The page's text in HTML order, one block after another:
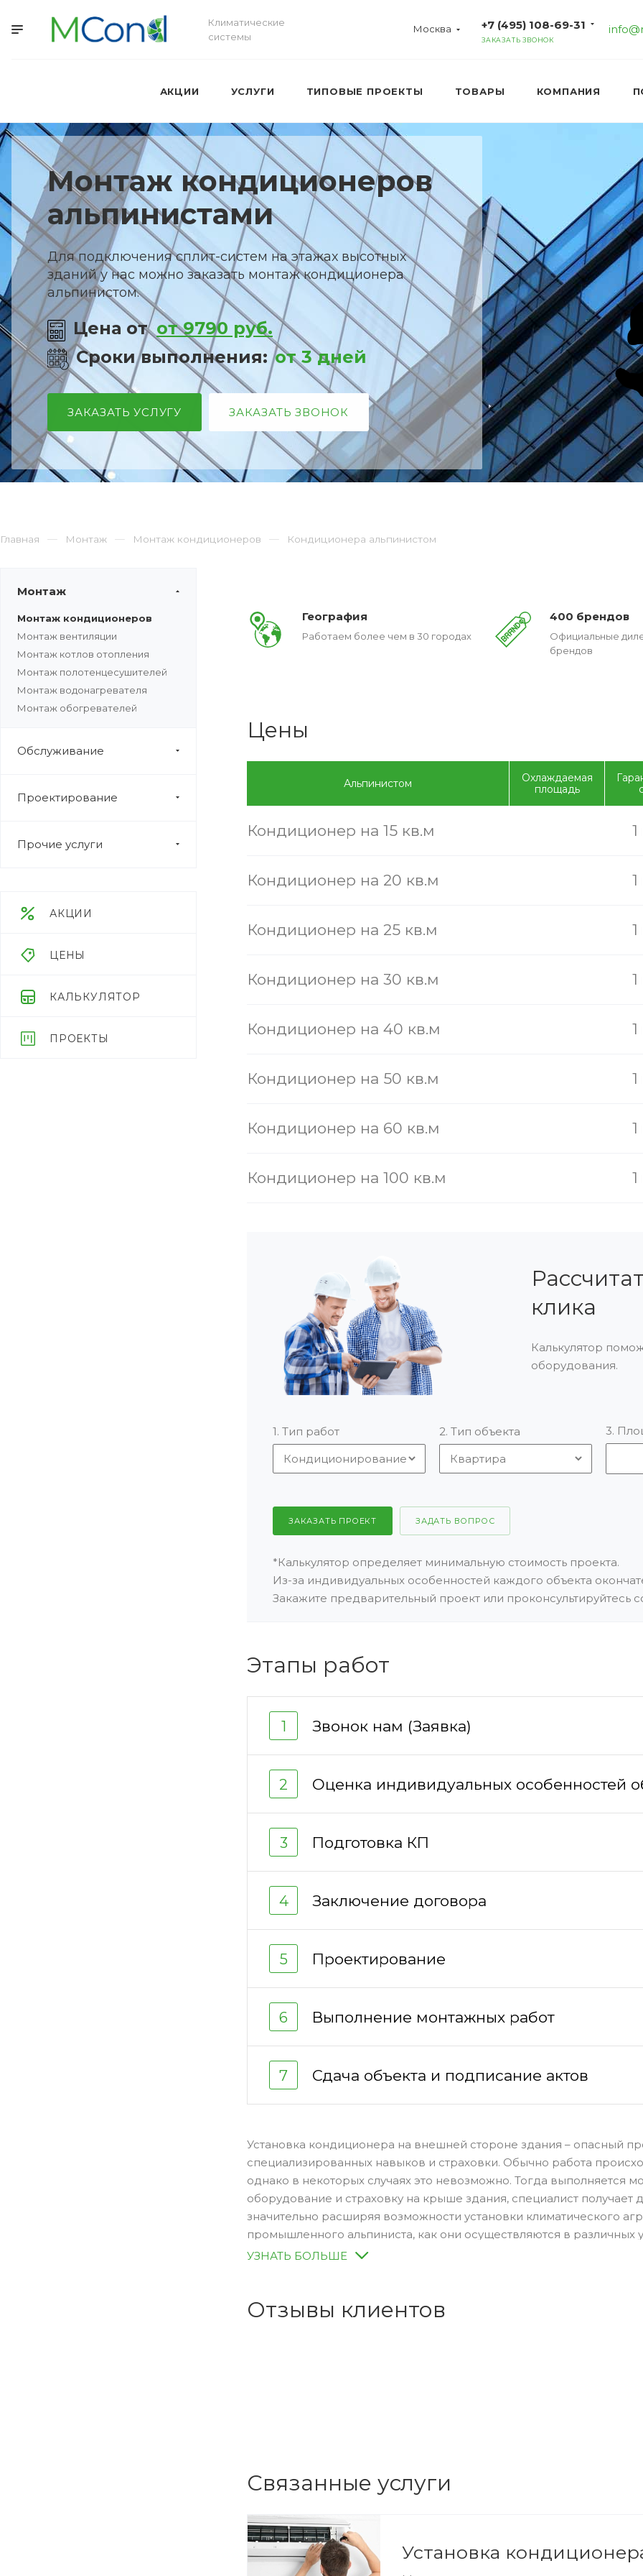
Климатические
системы
Москва +7 (495) 108-69-31
ЗАКАЗАТЬ ЗВОНОК
АКЦИИ УСЛУГИ ТИПОВЫЕ ПРОЕКТЫ ТОВАРЫ КОМПАНИЯ
Монтаж кондиционеров
альпинистами
Для подключения сплит-систем на этажах высотных
зданий у нас можно заказать монтаж кондиционера
альпинистом.
Цена от от 9790 руб.
Сроки выполнения:от 3 дней
ЗАКАЗАТЬ УСЛУГУ ЗАКАЗАТЬ ЗВОНОК
Главная Монтаж Монтаж кондиционеров Кондиционера альпинистом
Монтаж
Монтаж кондиционеров
Монтаж вентиляции
Монтаж котлов отопления
Монтаж полотенцесушителей
Монтаж водонагревателя
Монтаж обогревателей
Обслуживание
Проектирование
Прочие услуги
АКЦИИ
ЦЕНЫ
КАЛЬКУЛЯТОР
ПРОЕКТЫ
География
Работаем более чем в 30 городах
400 брендов
Официальные
брендов
Цены
Альпинистом
Охлаждаемая
площадь
Кондиционер на 15 кв.м
Кондиционер на 20 кв.м
Кондиционер на 25 кв.м
Кондиционер на 30 кв.м
Кондиционер на 40 кв.м
Кондиционер на 50 кв.м
Кондиционер на 60 кв.м
Кондиционер на 100 кв.м
клика
Калькулятор
оборудования.
1. Тип работ 2. Тип объекта 3.
ЗАКАЗАТЬ ПРОЕКТ ЗАДАТЬ ВОПРОС
*Калькулятор определяет минимальную стоимость проекта.
Из-за индивидуальных особенностей каждого объекта
Закажите предварительный проект или проконсультируйтесь
Этапы работ
1 Звонок нам (Заявка)
2 Оценка индивидуальных особенностей
3 Подготовка КП
4 Заключение договора
5 Проектирование
6 Выполнение монтажных работ
7 Сдача объекта и подписание актов
Установка кондиционера на внешней стороне здания – опасный
специализированных навыков и страховки. Обычно работа
однако в некоторых случаях это невозможно. Тогда выполняется
оборудование и страховку на крыше здания, специалист
значительно расширяя возможности установки климатического
промышленного альпиниста, как они осуществляются в различных
Установить кондиционер в частном доме не представляет труда
УЗНАТЬ БОЛЬШЕ
Отзывы клиентов
Связанные услуги
Установка